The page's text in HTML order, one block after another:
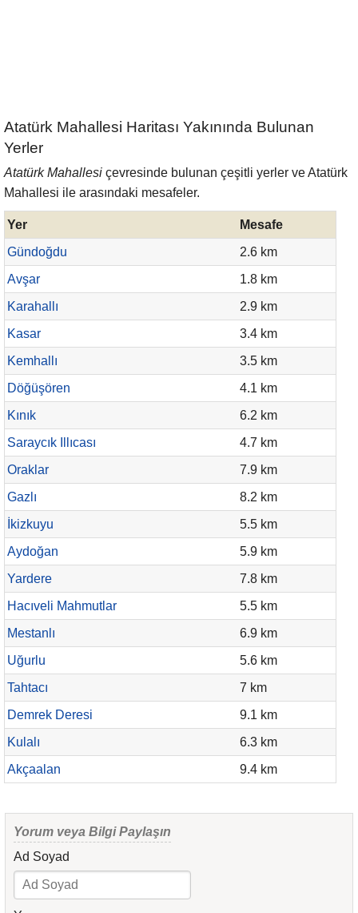
Atatürk Mahallesi Haritası Yakınında Bulunan
Yerler
Atatürk Mahallesi çevresinde bulunan çeşitli yerler ve Atatürk
Mahallesi ile arasındaki mesafeler.
Yer
Mesafe
Gündoğdu
2.6 km
Avşar
1.8 km
Karahallı
2.9 km
Kasar
3.4 km
Kemhallı
3.5 km
Döğüşören
4.1 km
Kınık
6.2 km
Saraycık Illıcası
4.7 km
Oraklar
7.9 km
Gazlı
8.2 km
İkizkuyu
5.5 km
Aydoğan
5.9 km
Yardere
7.8 km
Hacıveli Mahmutlar
5.5 km
Mestanlı
6.9 km
Uğurlu
5.6 km
Tahtacı
7 km
Demrek Deresi
9.1 km
Kulalı
6.3 km
Akçaalan
9.4 km
Yorum veya Bilgi Paylaşın
Ad Soyad